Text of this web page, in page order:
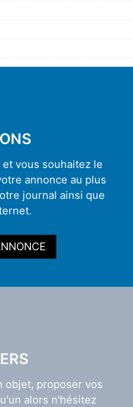
vous souhaitez le
annonce au plus
journal ainsi que
objet, proposer vos
alors n'hésitez